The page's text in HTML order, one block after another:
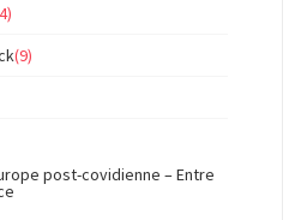
(9)
post-covidienne – Entre